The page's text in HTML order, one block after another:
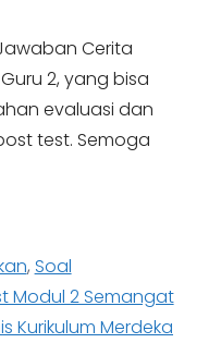
Cerita
2, yang bisa
evaluasi dan
test. Semoga
, Soal
Modul 2 Semangat
Kurikulum Merdeka